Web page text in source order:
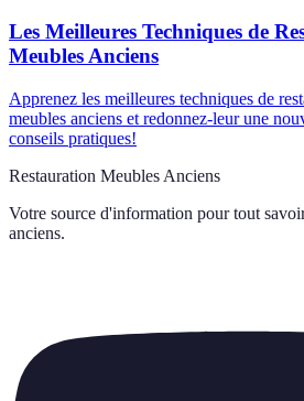
Les Meilleures Techniques de
Meubles Anciens
Apprenez les meilleures techniques de
meubles anciens et redonnez-leur une
conseils pratiques!
Restauration Meubles Anciens
Votre source d'information pour tout
anciens.